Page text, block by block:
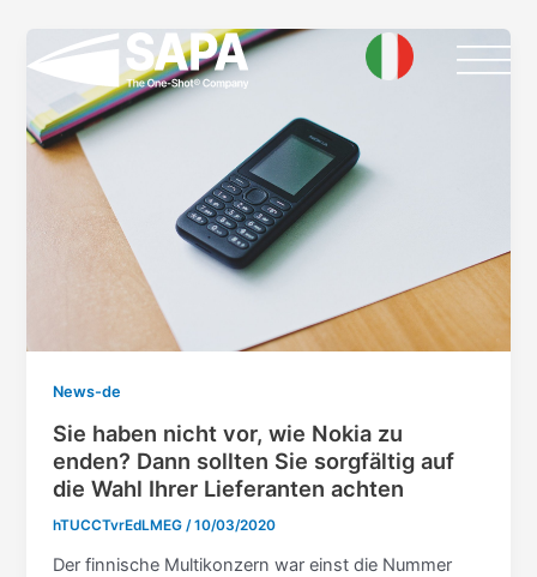
content
News-de
Sie haben nicht vor, wie Nokia zu
enden? Dann sollten Sie sorgfältig auf
die Wahl Ihrer Lieferanten achten
hTUCCTvrEdLMEG/10/03/2020
Der finnische Multikonzern war einst die Nummer
pagination